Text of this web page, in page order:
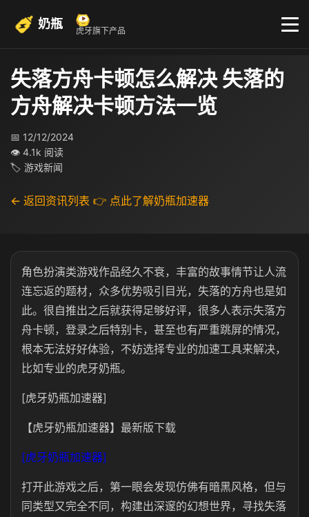
奶瓶 虎牙旗下产品
失落方舟卡顿怎么解决 失落的
方舟解决卡顿方法一览
📅 12/12/2024
👁 4.1k 阅读
🏷 游戏新闻
← 返回资讯列表 👉 点此了解奶瓶加速器
角色扮演类游戏作品经久不衰，丰富的故事情节让人流
连忘返的题材，众多优势吸引目光，失落的方舟也是如
此。很自推出之后就获得足够好评，很多人表示失落方
舟卡顿，登录之后特别卡，甚至也有严重跳屏的情况，
根本无法好好体验，不妨选择专业的加速工具来解决，
比如专业的虎牙奶瓶。
[虎牙奶瓶加速器]
【虎牙奶瓶加速器】最新版下载
[虎牙奶瓶加速器]
打开此游戏之后，第一眼会发现仿佛有暗黑风格，但与
同类型又完全不同，构建出深邃的幻想世界，寻找失落